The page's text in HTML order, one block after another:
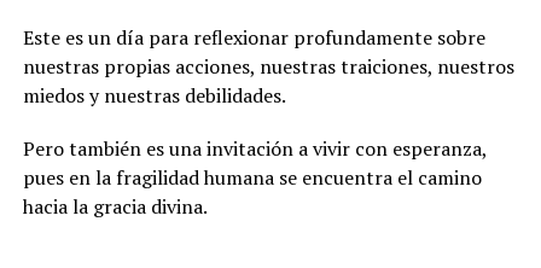
Este es un día para reflexionar profundamente sobre
nuestras propias acciones, nuestras traiciones, nuestros
miedos y nuestras debilidades.
Pero también es una invitación a vivir con esperanza,
pues en la fragilidad humana se encuentra el camino
hacia la gracia divina.